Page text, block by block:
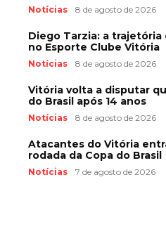
Notícias 8 de agosto de 2026
Diego Tarzia: a
no Esporte Clube Vitória
Notícias 8 de agosto de 2026
Vitória volta a disputar
do Brasil após 14 anos
Notícias 8 de agosto de 2026
Atacantes do Vitória
rodada da Copa do Brasil
Notícias 7 de agosto de 2026